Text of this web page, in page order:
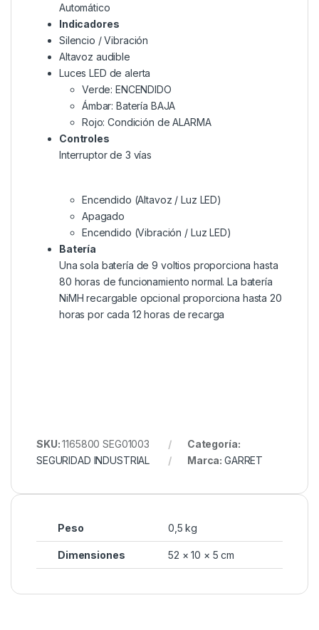
Automático
Indicadores
Silencio / Vibración
Altavoz audible
Luces LED de alerta
Verde: ENCENDIDO
Ámbar: Batería BAJA
Rojo: Condición de ALARMA
Controles
Interruptor de 3 vías
Encendido (Altavoz / Luz LED)
Apagado
Encendido (Vibración / Luz LED)
Batería
Una sola batería de 9 voltios proporciona hasta
80 horas de funcionamiento normal. La batería
NiMH recargable opcional proporciona hasta 20
horas por cada 12 horas de recarga
SKU:1165800 SEG01003
Categoría:
SEGURIDAD INDUSTRIAL
Marca: GARRET
Peso 0,5 kg
Dimensiones 52 × 10 × 5 cm